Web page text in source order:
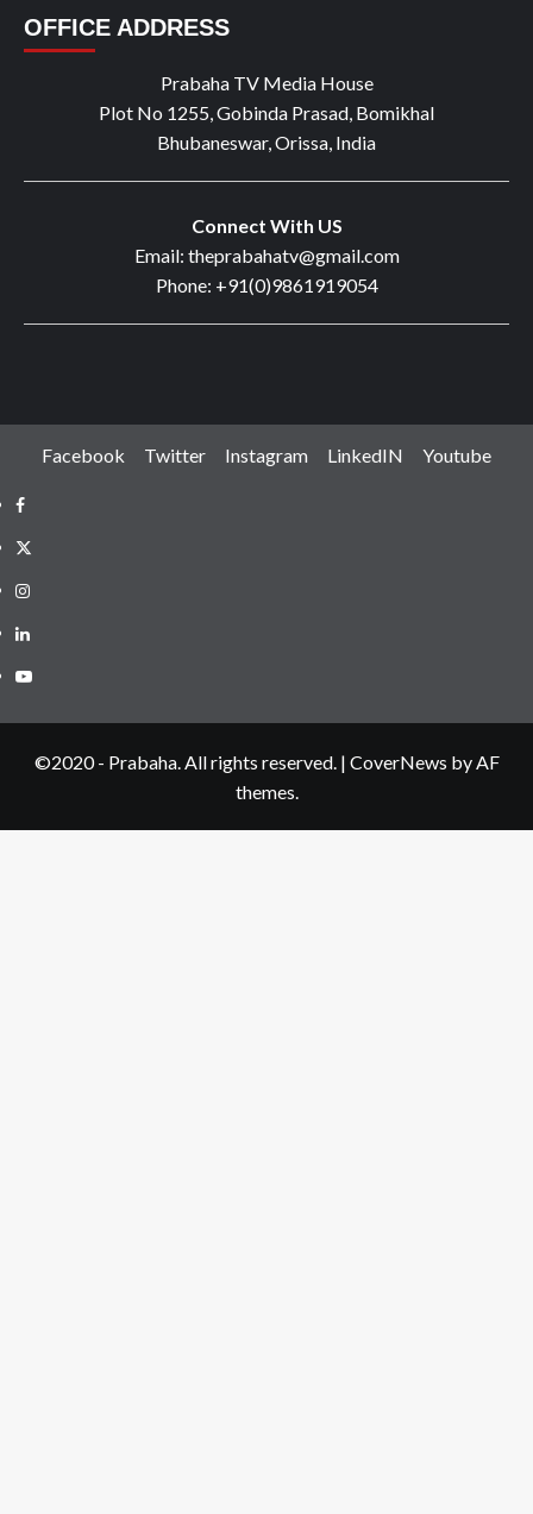
OFFICE ADDRESS
Prabaha TV Media House
Plot No 1255, Gobinda Prasad, Bomikhal
Bhubaneswar, Orissa, India
Connect With US
Email: theprabahatv@gmail.com
Phone: +91(0)9861919054
Facebook Twitter Instagram LinkedIN Youtube
Facebook
Twitter
Instagram
LinkedIN
Youtube
©2020 - Prabaha. All rights reserved. | CoverNews by AF
themes.